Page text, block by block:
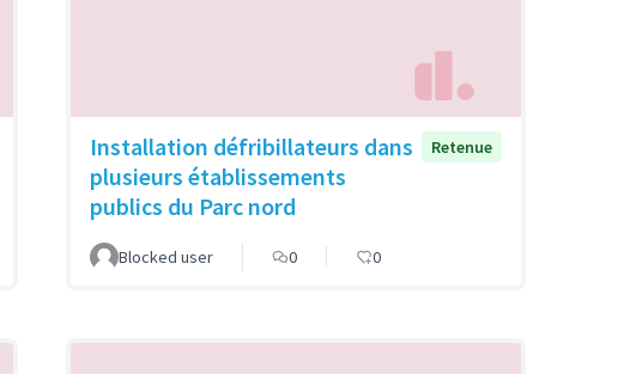
Installation défribillateurs dans
plusieurs établissements
publics du Parc nord
Retenue
Blocked user 0 0